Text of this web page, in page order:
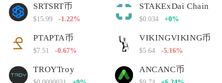
SRTSRT币
$15.99 -1.22%
STAKExDai Chain
$0.034 +0%
PTAPTA币
$7.51 -0.67%
VIKINGVIKING币
$5.64 -5.16%
TROYTroy ANCANC币